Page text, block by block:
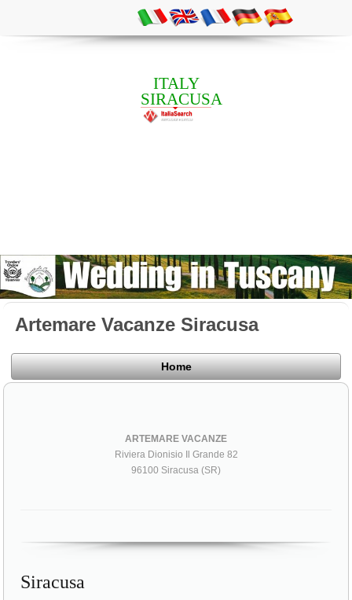
ITALY
SIRACUSA
Artemare Vacanze Siracusa
Home
ARTEMARE VACANZE
Riviera Dionisio Il Grande 82
96100 Siracusa (SR)
Siracusa